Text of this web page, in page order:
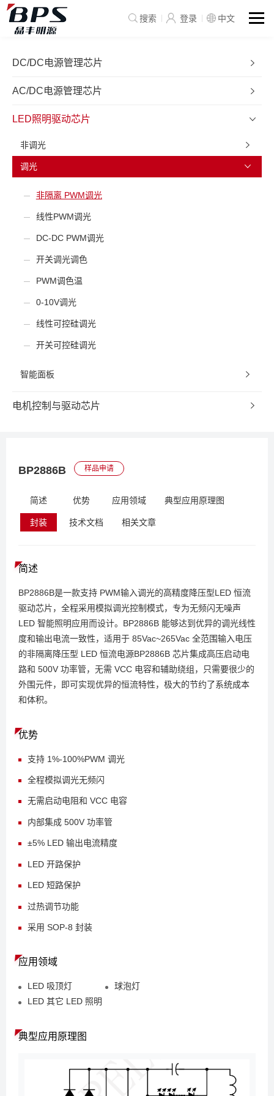
搜索 登录 中文
DC/DC电源管理芯片
AC/DC电源管理芯片
LED照明驱动芯片
非调光
调光
非隔离 PWM调光
线性PWM调光
DC-DC PWM调光
开关调光调色
PWM调色温
0-10V调光
线性可控硅调光
开关可控硅调光
智能面板
电机控制与驱动芯片
BP2886B 样品申请
简述 优势 应用领域 典型应用原理图
封装 技术文档 相关文章
简述
BP2886B是一款支持 PWM输入调光的高精度降压型LED 恒流
驱动芯片，全程采用模拟调光控制模式，专为无频闪无噪声
LED 智能照明应用而设计。BP2886B 能够达到优异的调光线性
度和输出电流一致性，适用于 85Vac~265Vac 全范围输入电压
的非隔离降压型 LED 恒流电源BP2886B 芯片集成高压启动电
路和 500V 功率管，无需 VCC 电容和辅助绕组，只需要很少的
外围元件，即可实现优异的恒流特性，极大的节约了系统成本
和体积。
优势
支持 1%-100%PWM 调光
全程模拟调光无频闪
无需启动电阻和 VCC 电容
内部集成 500V 功率管
±5% LED 输出电流精度
LED 开路保护
LED 短路保护
过热调节功能
采用 SOP-8 封装
应用领域
LED 吸顶灯
球泡灯
LED 其它 LED 照明
典型应用原理图